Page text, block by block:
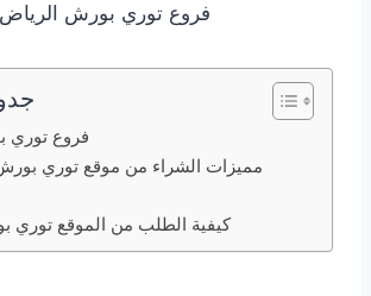
فروع توري بورش الرياض
فروع توري
مميزات الشراء من موقع توري
كيفية الطلب من الموقع توري